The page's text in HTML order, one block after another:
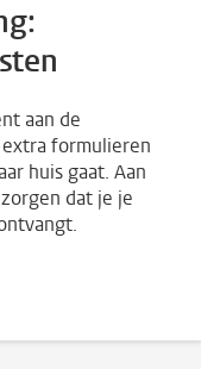
aan de
formulieren
huis gaat. Aan
dat je je